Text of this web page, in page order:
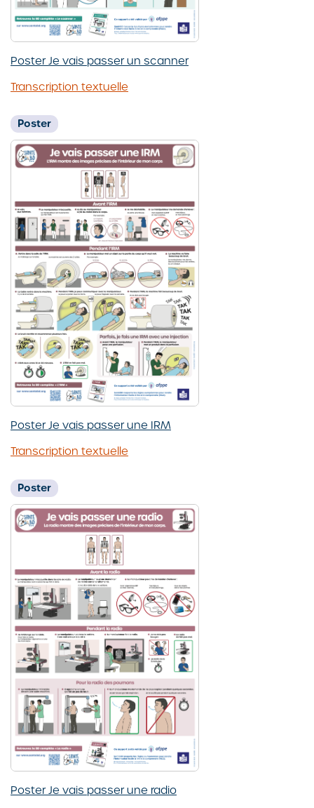
Poster Je vais passer un scanner
Transcription textuelle
Poster
Poster Je vais passer une IRM
Transcription textuelle
Poster
Poster Je vais passer une radio